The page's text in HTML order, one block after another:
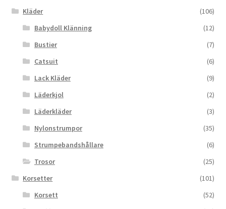
Kläder
(106)
Babydoll Klänning
(12)
Bustier
(7)
Catsuit
(6)
Lack Kläder
(9)
Läderkjol
(2)
Läderkläder
(3)
Nylonstrumpor
(35)
Strumpebandshållare
(6)
Trosor
(25)
Korsetter
(101)
Korsett
(52)